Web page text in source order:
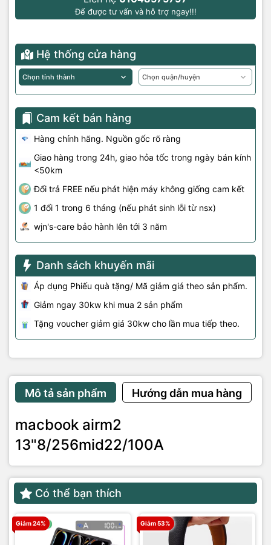
Để được tư vấn và hỗ trợ ngay!!!
Hệ thống cửa hàng
Cam kết bán hàng
Hàng chính hãng. Nguồn gốc rõ ràng
Giao hàng trong 24h, giao hỏa tốc trong ngày bán kính
<50km
Đổi trả FREE nếu phát hiện máy không giống cam kết
1 đổi 1 trong 6 tháng (nếu phát sinh lỗi từ nsx)
wjn's-care bảo hành lên tới 3 năm
Danh sách khuyến mãi
Áp dụng Phiếu quà tặng/ Mã giảm giá theo sản phẩm.
Giảm ngay 30kw khi mua 2 sản phẩm
Tặng voucher giảm giá 30kw cho lần mua tiếp theo.
Mô tả sản phẩm Hướng dẫn mua hàng
macbook airm2
13"8/256mid22/100A
Có thể bạn thích
Giảm 24% Giảm 53%